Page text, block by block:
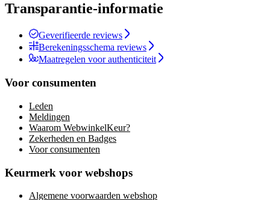
Transparantie-informatie
Geverifieerde reviews
Berekeningsschema reviews
Maatregelen voor authenticiteit
Voor consumenten
Leden
Meldingen
Waarom WebwinkelKeur?
Zekerheden en Badges
Voor consumenten
Keurmerk voor webshops
Algemene voorwaarden webshop